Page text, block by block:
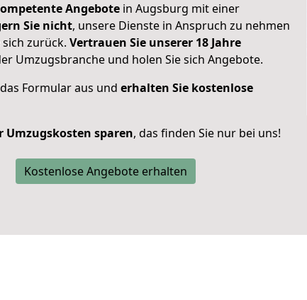
Angebote in Augsburg mit einer
Sie nicht, unsere Dienste in Anspruch zu nehmen
zurück. Vertrauen Sie unserer 18 Jahre
Umzugsbranche und holen Sie sich Angebote.
Formular aus und erhalten Sie kostenlose
Umzugskosten sparen, das finden Sie nur bei uns!
Kostenlose Angebote erhalten